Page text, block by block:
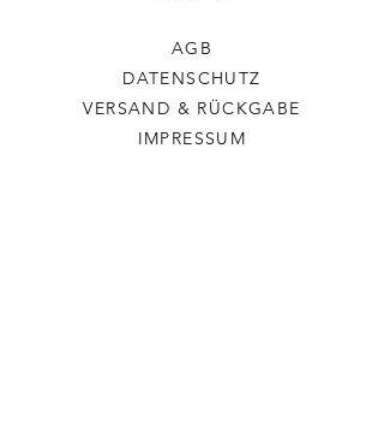
AGB
DATENSCHUTZ
VERSAND & RÜCKGABE
IMPRESSUM